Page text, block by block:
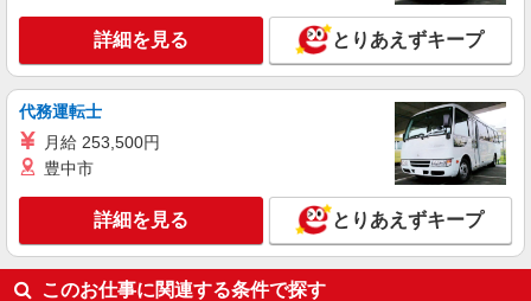
詳細を見る とりあえずキープ
代務運転士
月給 253,500円
豊中市
詳細を見る とりあえずキープ
このお仕事に関連する条件で探す